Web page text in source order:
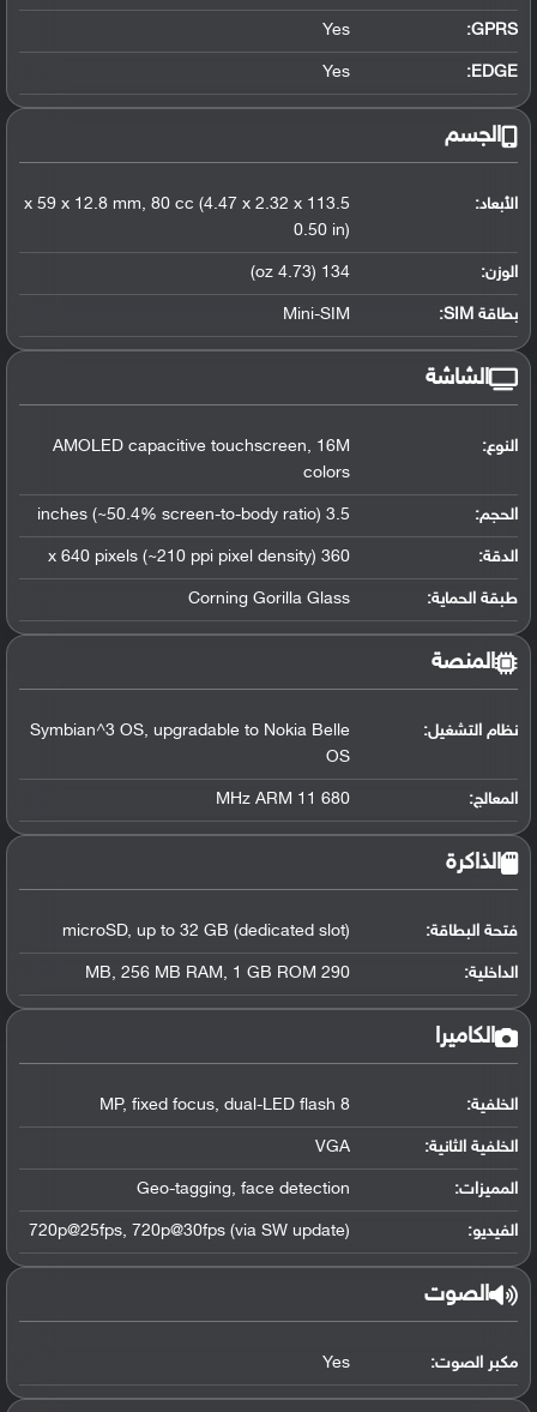
GPRS:
Yes
EDGE:
Yes
الجسم
الأبعاد:
113.5 x 59 x 12.8 mm, 80 cc (4.47 x 2.32 x
0.50 in)
الوزن: 134 (4.73 oz)
بطاقة SIM: Mini-SIM
الشاشة
النوع:
AMOLED capacitive touchscreen, 16M
colors
الحجم: 3.5 inches (~50.4% screen-to-body ratio)
الدقة: 360 x 640 pixels (~210 ppi pixel density)
طبقة الحماية: Corning Gorilla Glass
المنصة
نظام التشغيل:
Symbian^3 OS, upgradable to Nokia Belle
OS
المعالج:
680 MHz ARM 11
الذاكرة
فتحة البطاقة: microSD, up to 32 GB (dedicated slot)
الداخلية: 290 MB, 256 MB RAM, 1 GB ROM
الكاميرا
الخلفية: 8 MP, fixed focus, dual-LED flash
الخلفية الثانية: VGA
المميزات: Geo-tagging, face detection
الفيديو: 720p@25fps, 720p@30fps (via SW update)
الصوت
مكبر الصوت: Yes